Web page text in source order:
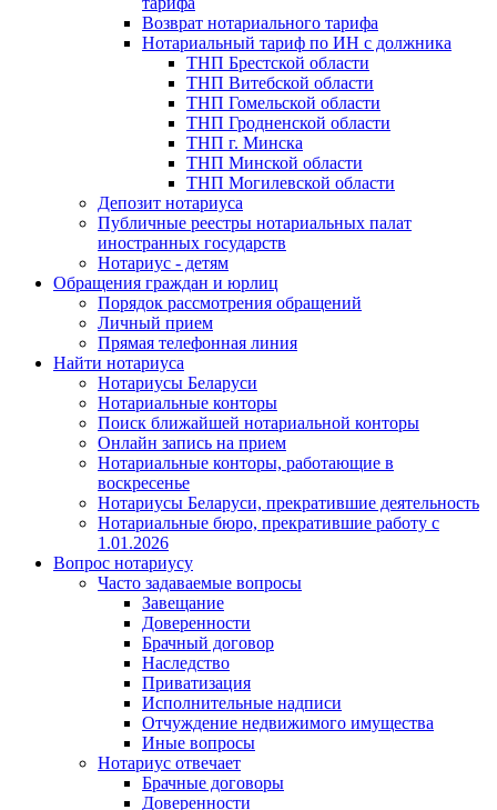
Возврат нотариального тарифа
Нотариальный тариф по ИН с должника
ТНП Брестской области
ТНП Витебской области
ТНП Гомельской области
ТНП Гродненской области
ТНП г. Минска
ТНП Минской области
ТНП Могилевской области
Депозит нотариуса
Публичные реестры нотариальных палат
иностранных государств
Нотариус - детям
Обращения граждан и юрлиц
Порядок рассмотрения обращений
Личный прием
Прямая телефонная линия
Найти нотариуса
Нотариусы Беларуси
Нотариальные конторы
Поиск ближайшей нотариальной конторы
Онлайн запись на прием
Нотариальные конторы, работающие в
воскресенье
Нотариусы Беларуси, прекратившие деятельность
Нотариальные бюро, прекратившие работу с
1.01.2026
Вопрос нотариусу
Часто задаваемые вопросы
Завещание
Доверенности
Брачный договор
Наследство
Приватизация
Исполнительные надписи
Отчуждение недвижимого имущества
Иные вопросы
Нотариус отвечает
Брачные договоры
Доверенности